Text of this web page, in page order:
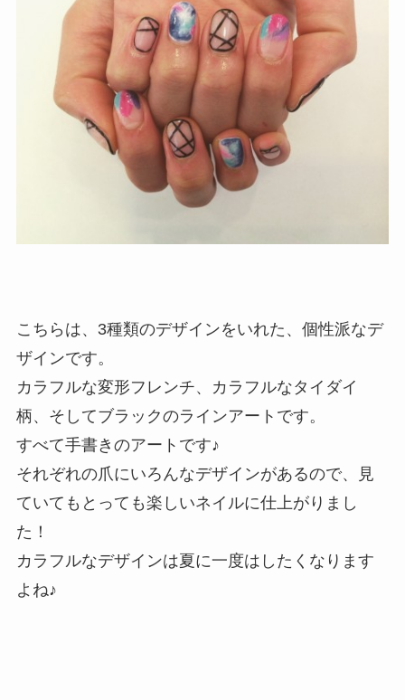
こちらは、3種類のデザインをいれた、個性派なデ
ザインです。
カラフルな変形フレンチ、カラフルなタイダイ
柄、そしてブラックのラインアートです。
すべて手書きのアートです♪
それぞれの爪にいろんなデザインがあるので、見
ていてもとっても楽しいネイルに仕上がりまし
た！
カラフルなデザインは夏に一度はしたくなります
よね♪